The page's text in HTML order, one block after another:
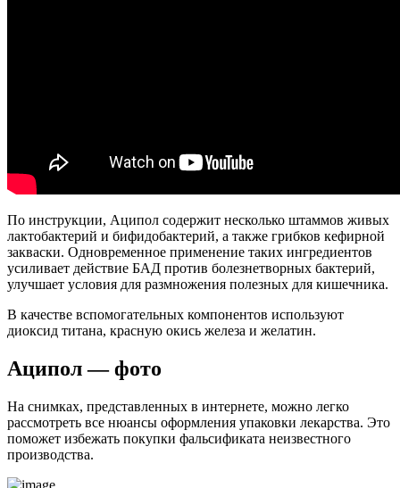
По инструкции, Аципол содержит несколько штаммов живых
лактобактерий и бифидобактерий, а также грибков кефирной
закваски. Одновременное применение таких ингредиентов
усиливает действие БАД против болезнетворных бактерий,
улучшает условия для размножения полезных для кишечника.
В качестве вспомогательных компонентов используют
диоксид титана, красную окись железа и желатин.
Аципол — фото
На снимках, представленных в интернете, можно легко
рассмотреть все нюансы оформления упаковки лекарства. Это
поможет избежать покупки фальсификата неизвестного
производства.